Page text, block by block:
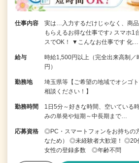
仕事内容
実は…入力するだけじゃなく、商
もらえるお得な仕事です♪ スマホ1
スでOK！ ▼こんなお仕事です 化…
給与
時給1,500円以上（完全出来高制
円）
勤務地
埼玉県等【ご希望の地域でオシゴ
相談ください！】
勤務時間
1日5分～好きな時間、空いている
みの単発や短期～中長期まで…
応募資格
◎PC・スマートフォンをお持ちの
なため） ◎未経験者大歓迎！ ◎20
女性の登録多数 ◎年齢不問